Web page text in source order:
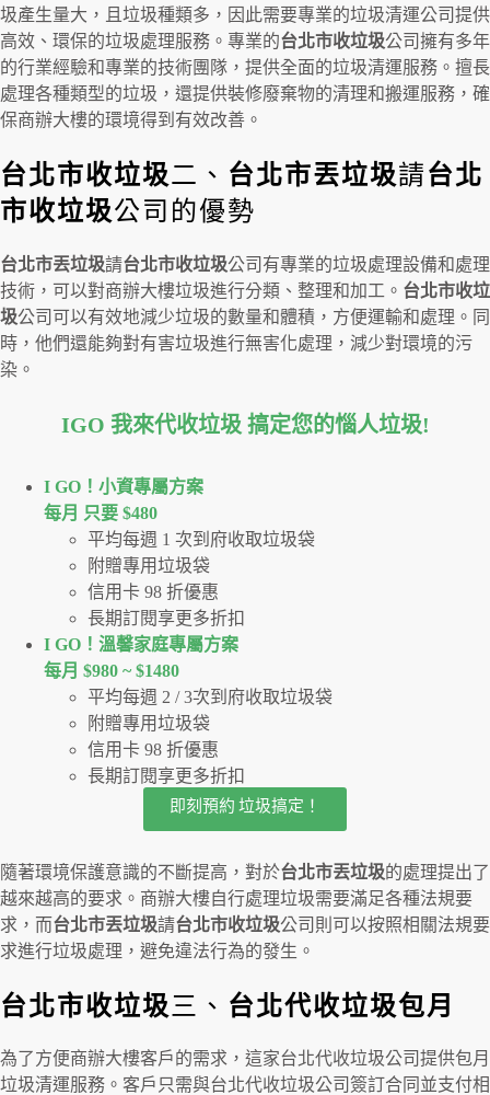
圾產生量大，且垃圾種類多，因此需要專業的垃圾清運公司提供
高效、環保的垃圾處理服務。專業的台北市收垃圾公司擁有多年
的行業經驗和專業的技術團隊，提供全面的垃圾清運服務。擅長
處理各種類型的垃圾，還提供裝修廢棄物的清理和搬運服務，確
保商辦大樓的環境得到有效改善。
台北市收垃圾二、 台北市丟垃圾請台北
市收垃圾公司的優勢
台北市丟垃圾請台北市收垃圾公司有專業的垃圾處理設備和處理
技術，可以對商辦大樓垃圾進行分類、整理和加工。 台北市收垃
圾公司可以有效地減少垃圾的數量和體積，方便運輸和處理。同
時，他們還能夠對有害垃圾進行無害化處理，減少對環境的污
染。
IGO 我來代收垃圾 搞定您的惱人垃圾!
I GO！⼩資專屬⽅案
每月 只要 $480
平均每週 1 次到府收取垃圾袋
附贈專用垃圾袋
信用卡 98 折優惠
長期訂閱享更多折扣
I GO！溫馨家庭專屬方案
每月 $980 ~ $1480
平均每週 2 / 3次到府收取垃圾袋
附贈專用垃圾袋
信用卡 98 折優惠
長期訂閱享更多折扣
即刻預約 垃圾搞定！
隨著環境保護意識的不斷提高，對於台北市丟垃圾的處理提出了
越來越高的要求。商辦大樓自行處理垃圾需要滿足各種法規要
求，而台北市丟垃圾請台北市收垃圾公司則可以按照相關法規要
求進行垃圾處理，避免違法行為的發生。
台北市收垃圾 三、 台北代收垃圾包月
為了方便商辦大樓客戶的需求，這家台北代收垃圾公司提供包月
垃圾清運服務。客戶只需與台北代收垃圾公司簽訂合同並支付相